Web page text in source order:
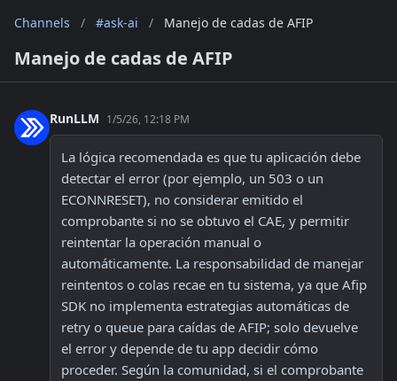
Channels / #ask-ai / Manejo de cadas de AFIP
Manejo de cadas de AFIP
RunLLM 1/5/26, 12:18 PM
La lógica recomendada es que tu aplicación debe
detectar el error (por ejemplo, un 503 o un
ECONNRESET), no considerar emitido el
comprobante si no se obtuvo el CAE, y permitir
reintentar la operación manual o
automáticamente. La responsabilidad de manejar
reintentos o colas recae en tu sistema, ya que Afip
SDK no implementa estrategias automáticas de
retry o queue para caídas de AFIP; solo devuelve
el error y depende de tu app decidir cómo
proceder. Según la comunidad, si el comprobante